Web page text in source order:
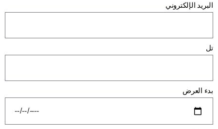
البريد الإلكتروني
تل
بدء العرض